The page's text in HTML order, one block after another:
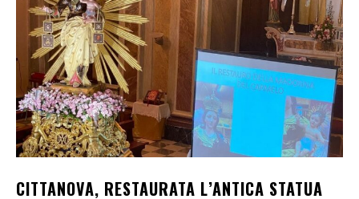
CITTANOVA, RESTAURATA L’ANTICA STATUA